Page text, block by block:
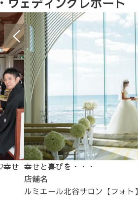
幸せ 幸せと喜びを・・・
店舗名
ルミエール北谷サロン【フォト】